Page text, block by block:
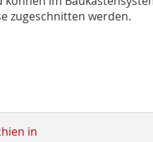
zugeschnitten werden.
in